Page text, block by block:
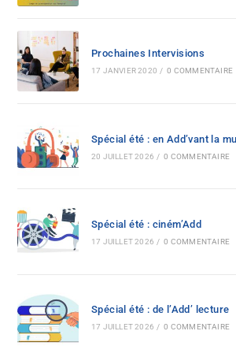
Prochaines Intervisions
17 JANVIER 2020 / 0 COMMENTAIRE
Spécial été : en Add’vant la
20 JUILLET 2026 / 0 COMMENTAIRE
Spécial été : ciném’Add
17 JUILLET 2026 / 0 COMMENTAIRE
Spécial été : de l’Add’ lecture
17 JUILLET 2026 / 0 COMMENTAIRE